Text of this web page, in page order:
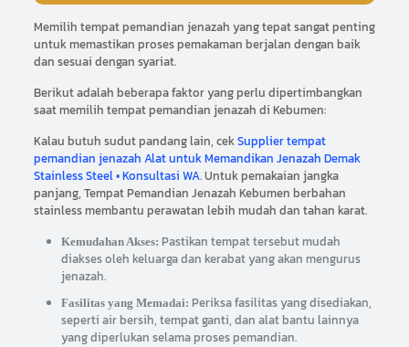
Memilih tempat pemandian jenazah yang tepat sangat penting
untuk memastikan proses pemakaman berjalan dengan baik
dan sesuai dengan syariat.
Berikut adalah beberapa faktor yang perlu dipertimbangkan
saat memilih tempat pemandian jenazah di Kebumen:
Kalau butuh sudut pandang lain, cekSupplier tempat
pemandian jenazah Alat untuk Memandikan Jenazah Demak
Stainless Steel • Konsultasi WA. Untuk pemakaian jangka
panjang, Tempat Pemandian Jenazah Kebumen berbahan
stainless membantu perawatan lebih mudah dan tahan karat.
Kemudahan Akses: Pastikan tempat tersebut mudah
diakses oleh keluarga dan kerabat yang akan mengurus
jenazah.
Fasilitas yang Memadai: Periksa fasilitas yang disediakan,
seperti air bersih, tempat ganti, dan alat bantu lainnya
yang diperlukan selama proses pemandian.